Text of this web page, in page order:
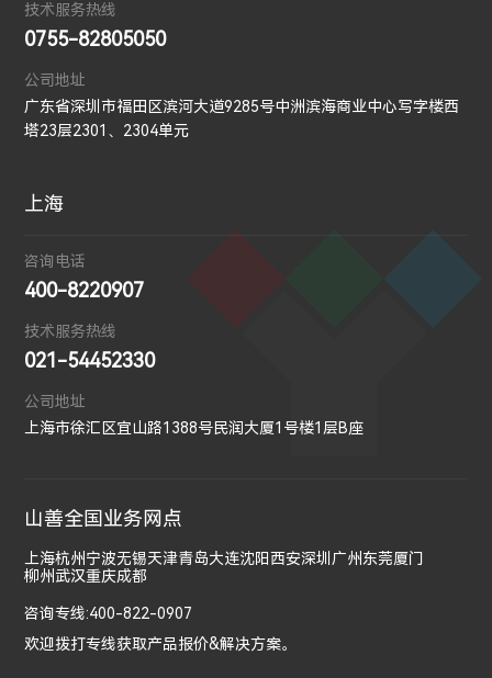
技术服务热线
0755-82805050
公司地址
广东省深圳市福田区滨河大道9285号中洲滨海商业中心写字楼西
塔23层2301、2304单元
上海
咨询电话
400-8220907
技术服务热线
021-54452330
公司地址
上海市徐汇区宜山路1388号民润大厦1号楼1层B座
山善全国业务网点
上海杭州宁波无锡天津青岛大连沈阳西安深圳广州东莞厦门
柳州武汉重庆成都
咨询专线:400-822-0907
欢迎拨打专线获取产品报价&解决方案。